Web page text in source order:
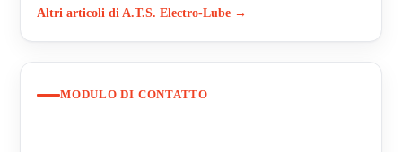
Altri articoli di A.T.S. Electro-Lube →
MODULO DI CONTATTO